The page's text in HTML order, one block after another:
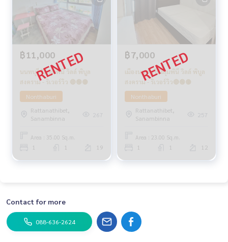
฿11,000
นนทบุรี 💥 ลุมพินี วิลล์ พิบูล
สงคราม - ริเวอร์วิว 🔴🟢🟡
Nonthaburi
Rattanathibet,
Sanambinna
267
Area : 35.00 Sq.m.
1 1 19
฿7,000
เมืองนนทบุรี💥ลุมพินี วิลล์ พิบูล
สงคราม - ริเวอร์วิว🔴🟢🟡
Nonthaburi
Rattanathibet,
Sanambinna
257
Area : 23.00 Sq.m.
1 1 12
Contact for more
088-636-2624